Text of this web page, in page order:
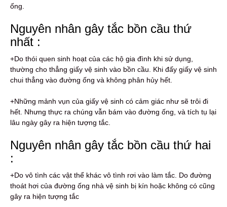
ống.
Nguyên nhân gây tắc bồn cầu thứ
nhất :
+Do thói quen sinh hoạt của các hộ gia đình khi sử dụng,
thường cho thẳng giấy vệ sinh vào bồn cầu. Khi đấy giấy vệ sinh
chui thẳng vào đường ống và không phân hủy hết.
+Những mảnh vụn của giấy vệ sinh có cảm giác như sẽ trôi đi
hết. Nhưng thực ra chúng vẫn bám vào đường ống, và tích tụ lại
lâu ngày gây ra hiện tượng tắc.
Nguyên nhân gây tắc bồn cầu thứ hai
:
+Do vô tình các vật thể khác vô tình rơi vào làm tắc. Do đường
thoát hơi của đường ống nhà vệ sinh bị kín hoặc không có cũng
gây ra hiện tượng tắc